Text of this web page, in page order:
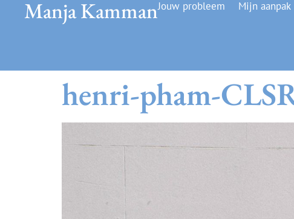
Manja KammanJouw probleem Mijn aanpak
henri-pham-